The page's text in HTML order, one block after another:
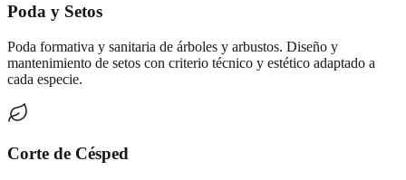
Poda y Setos
Poda formativa y sanitaria de árboles y arbustos. Diseño y
mantenimiento de setos con criterio técnico y estético adaptado a
cada especie.
Corte de Césped